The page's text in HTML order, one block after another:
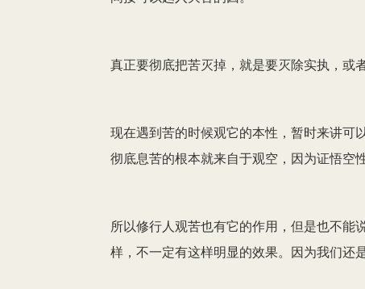
真正要彻底把苦灭掉，就是要灭除实执，或
现在遇到苦的时候观它的本性，暂时来讲可
彻底息苦的根本就来自于观空，因为证悟空
所以修行人观苦也有它的作用，但是也不能
样，不一定有这样明显的效果。因为我们还